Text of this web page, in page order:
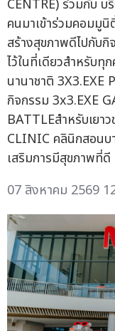
CENTRE) ร่วมกับ
คนมาเข้าร่วมคอมมู
สร้างสุขภาพดีไปกับ
ไว้ในที่เดียวสำหรับทุ
นานาชาติ
กิจกรรม 3x3.EXE
BATTLEสำหรับเยา
CLINIC คลินิกสอนบ
เสริมการมีสุขภาพที่ดี
07 สิงหาคม 2569